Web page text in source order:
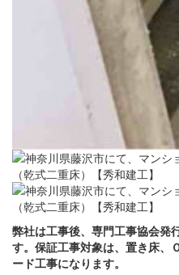
弊社は工事後、専門工事協会発
す。保証工事対象は、置き床、
ード工事になります。